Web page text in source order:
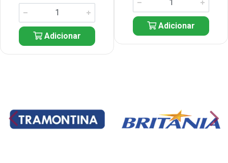
Adicionar
Adicionar